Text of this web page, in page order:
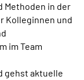
in der
Kolleginnen und
im Team
gehst aktuelle